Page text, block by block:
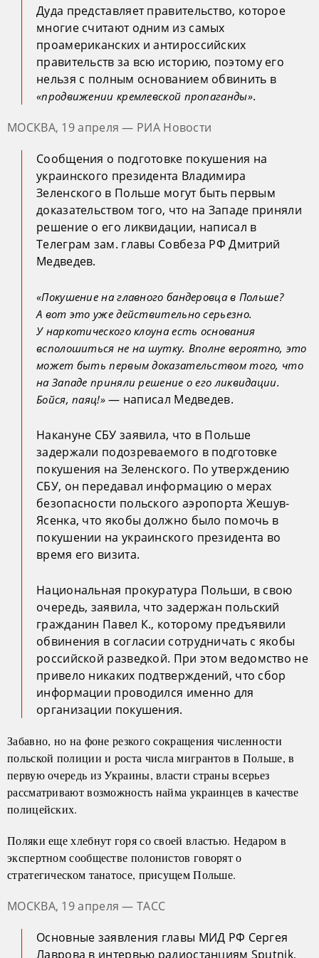
Дуда представляет правительство, которое
многие считают одним из самых
проамериканских и антироссийских
правительств за всю историю, поэтому его
нельзя с полным основанием обвинить в
«продвижении кремлевской пропаганды».
МОСКВА, 19 апреля — РИА Новости
Сообщения о подготовке покушения на
украинского президента Владимира
Зеленского в Польше могут быть первым
доказательством того, что на Западе приняли
решение о его ликвидации, написал в
Телеграм зам. главы Совбеза РФ Дмитрий
Медведев.
«Покушение на главного бандеровца в Польше?
А вот это уже действительно серьезно.
У наркотического клоуна есть основания
всполошиться не на шутку. Вполне вероятно, это
может быть первым доказательством того, что
на Западе приняли решение о его ликвидации.
Бойся, паяц!»— написал Медведев.
Накануне СБУ заявила, что в Польше
задержали подозреваемого в подготовке
покушения на Зеленского. По утверждению
СБУ, он передавал информацию о мерах
безопасности польского аэропорта Жешув-
Ясенка, что якобы должно было помочь в
покушении на украинского президента во
время его визита.
Национальная прокуратура Польши, в свою
очередь, заявила, что задержан польский
гражданин Павел К., которому предъявили
обвинения в согласии сотрудничать с якобы
российской разведкой. При этом ведомство не
привело никаких подтверждений, что сбор
информации проводился именно для
организации покушения.
Забавно, но на фоне резкого сокращения численности
польской полиции и роста числа мигрантов в Польше, в
первую очередь из Украины, власти страны всерьез
рассматривают возможность найма украинцев в качестве
полицейских.
Поляки еще хлебнут горя со своей властью. Недаром в
экспертном сообществе полонистов говорят о
стратегическом танатосе, присущем Польше.
МОСКВА, 19 апреля — ТАСС
Основные заявления главы МИД РФ Сергея
Лаврова в интервью радиостанциям Sputnik,